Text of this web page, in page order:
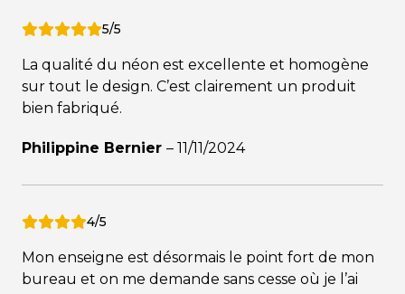
5/5
La qualité du néon est excellente et homogène
sur tout le design. C’est clairement un produit
bien fabriqué.
Philippine Bernier – 11/11/2024
4/5
Mon enseigne est désormais le point fort de mon
bureau et on me demande sans cesse où je l’ai